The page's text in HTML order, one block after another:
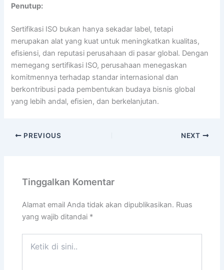
Penutup:
Sertifikasi ISO bukan hanya sekadar label, tetapi
merupakan alat yang kuat untuk meningkatkan kualitas,
efisiensi, dan reputasi perusahaan di pasar global. Dengan
memegang sertifikasi ISO, perusahaan menegaskan
komitmennya terhadap standar internasional dan
berkontribusi pada pembentukan budaya bisnis global
yang lebih andal, efisien, dan berkelanjutan.
PREVIOUS NEXT
Tinggalkan Komentar
Alamat email Anda tidak akan dipublikasikan. Ruas
yang wajib ditandai *